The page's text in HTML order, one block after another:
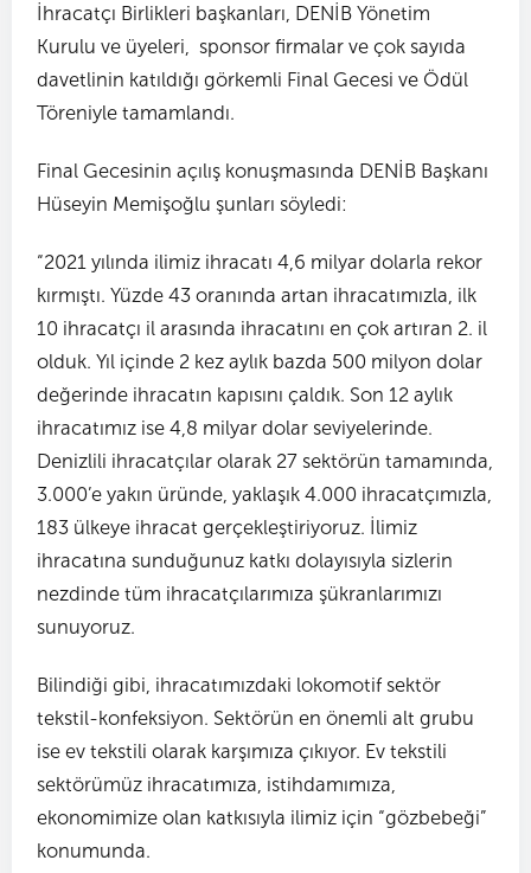
İhracatçı Birlikleri başkanları, DENİB Yönetim
Kurulu ve üyeleri, sponsor firmalar ve çok sayıda
davetlinin katıldığı görkemli Final Gecesi ve Ödül
Töreniyle tamamlandı.
Final Gecesinin açılış konuşmasında DENİB Başkanı
Hüseyin Memişoğlu şunları söyledi:
“2021 yılında ilimiz ihracatı 4,6 milyar dolarla rekor
kırmıştı. Yüzde 43 oranında artan ihracatımızla, ilk
10 ihracatçı il arasında ihracatını en çok artıran 2. il
olduk. Yıl içinde 2 kez aylık bazda 500 milyon dolar
değerinde ihracatın kapısını çaldık. Son 12 aylık
ihracatımız ise 4,8 milyar dolar seviyelerinde.
Denizlili ihracatçılar olarak 27 sektörün tamamında,
3.000’e yakın üründe, yaklaşık 4.000 ihracatçımızla,
183 ülkeye ihracat gerçekleştiriyoruz. İlimiz
ihracatına sunduğunuz katkı dolayısıyla sizlerin
nezdinde tüm ihracatçılarımıza şükranlarımızı
sunuyoruz.
Bilindiği gibi, ihracatımızdaki lokomotif sektör
tekstil-konfeksiyon. Sektörün en önemli alt grubu
ise ev tekstili olarak karşımıza çıkıyor. Ev tekstili
sektörümüz ihracatımıza, istihdamımıza,
ekonomimize olan katkısıyla ilimiz için “gözbebeği”
konumunda.